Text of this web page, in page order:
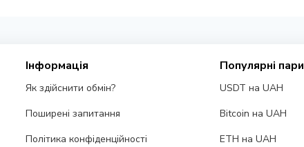
Інформація
Як здійснити обмін?
Поширені запитання
Політика конфіденційності
Популярні пари
USDT на UAH
Bitcoin на UAH
ETH на UAH